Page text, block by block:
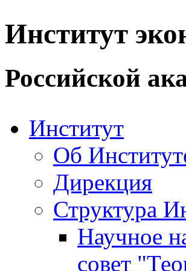
Институт
Российской
Институт
Об
Дирекция
Структура
Научное
совет